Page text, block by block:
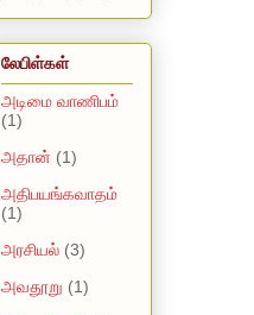
லேபிள்கள்
அடிமை வாணிபம்
(1)
அதான் (1)
அதிபயங்கவாதம்
(1)
அரசியல் (3)
அவதூறு (1)